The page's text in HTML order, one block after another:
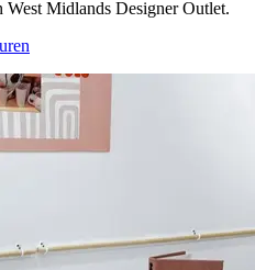
West Midlands Designer Outlet.